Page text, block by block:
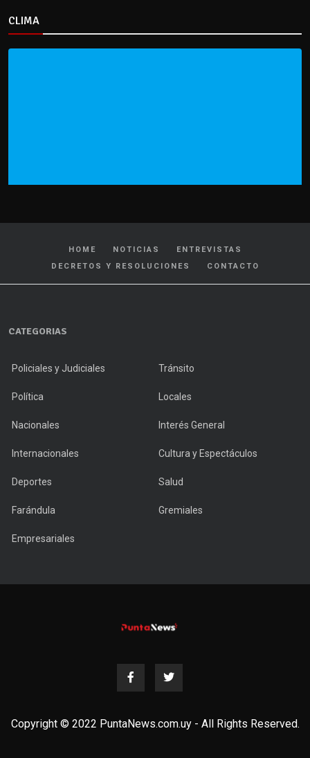
CLIMA
HOME NOTICIAS
ENTREVISTAS
DECRETOS Y RESOLUCIONES
CONTACTO
CATEGORIAS
Policiales y Judiciales Tránsito
Política Locales
Nacionales Interés General
Internacionales Cultura y Espectáculos
Deportes Salud
Farándula Gremiales
Empresariales
Copyright © 2022 PuntaNews.com.uy - All Rights Reserved.